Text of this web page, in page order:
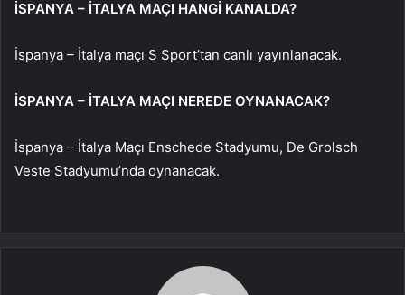
İSPANYA – İTALYA MAÇI HANGİ KANALDA?
İspanya – İtalya maçı S Sport’tan canlı yayınlanacak.
İSPANYA – İTALYA MAÇI NEREDE OYNANACAK?
İspanya – İtalya Maçı Enschede Stadyumu, De Grolsch
Veste Stadyumu’nda oynanacak.